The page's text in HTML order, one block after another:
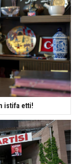
istifa etti!